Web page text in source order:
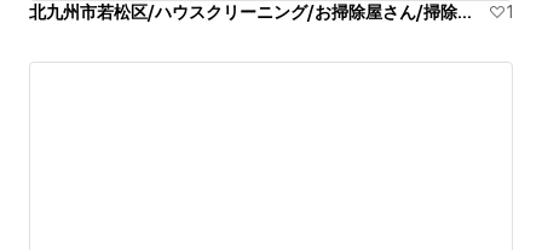
北九州市若松区/ハウスクリーニング/お掃除屋さん/掃除代行業者 1